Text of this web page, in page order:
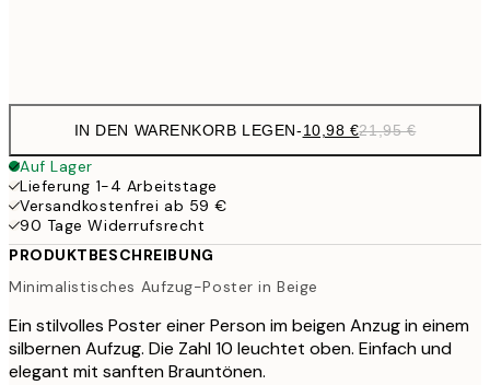
IN DEN WARENKORB LEGEN-10,98 €21,95 €
Auf Lager
Lieferung 1-4 Arbeitstage
Versandkostenfrei ab 59 €
90 Tage Widerrufsrecht
PRODUKTBESCHREIBUNG
Minimalistisches Aufzug-Poster in Beige
Ein stilvolles Poster einer Person im beigen Anzug in einem
silbernen Aufzug. Die Zahl 10 leuchtet oben. Einfach und
elegant mit sanften Brauntönen.